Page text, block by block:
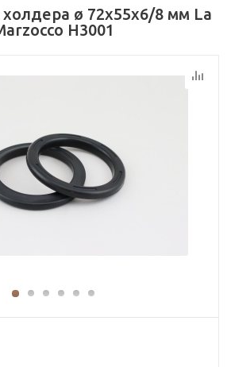
ø 72x55x6/8 мм La
H3001